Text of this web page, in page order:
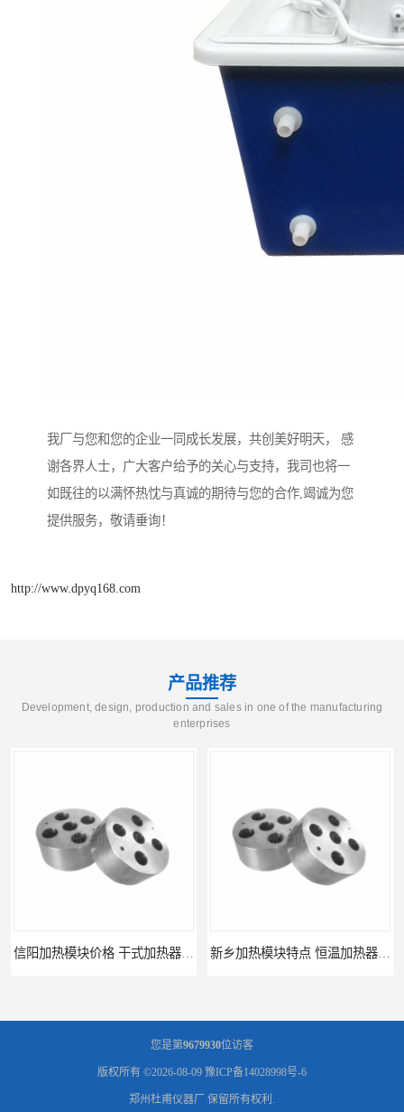
我厂与您和您的企业一同成长发展，共创美好明天， 感
谢各界人士，广大客户给予的关心与支持，我司也将一
如既往的以满怀热忱与真诚的期待与您的合作,竭诚为您
提供服务，敬请垂询！
http://www.dpyq168.com
产品推荐
Development, design, production and sales in one of the manufacturing
enterprises
信阳加热模块价格 干式加热器 信誉好 新乡加热模块特点 恒温加热器 杜甫仪器
您是第9679930位访客
版权所有 ©2026-08-09 豫ICP备14028998号-6
郑州杜甫仪器厂 保留所有权利.